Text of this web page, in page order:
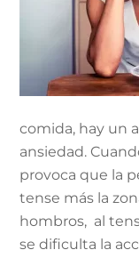
comida, hay un
ansiedad.
provoca que la
tense más la
hombros, al
se dificulta la